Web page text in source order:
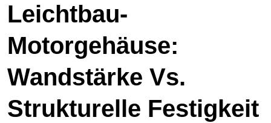
Leichtbau-
Motorgehäuse:
Wandstärke Vs.
Strukturelle Festigkeit